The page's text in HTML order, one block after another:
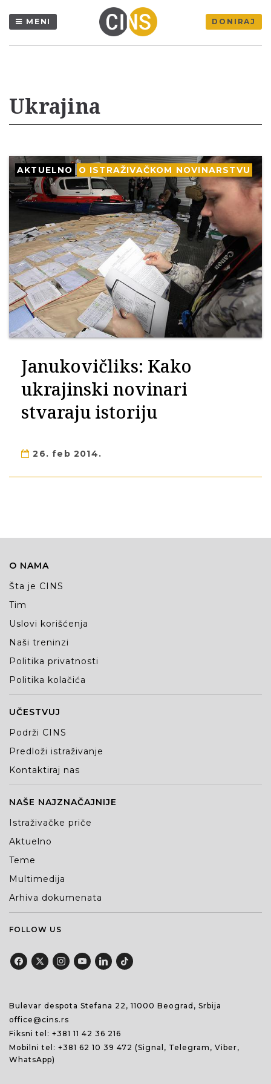
MENI DONIRAJ
Ukrajina
AKTUELNO O ISTRAŽIVAČKOM NOVINARSTVU
Janukovičliks: Kako
ukrajinski novinari
stvaraju istoriju
26. feb 2014.
O NAMA
Šta je CINS
Tim
Uslovi korišćenja
Naši treninzi
Politika privatnosti
Politika kolačića
UČESTVUJ
Podrži CINS
Predloži istraživanje
Kontaktiraj nas
NAŠE NAJZNAČAJNIJE
Istraživačke priče
Aktuelno
Teme
Multimedija
Arhiva dokumenata
FOLLOW US
Bulevar despota Stefana 22, 11000 Beograd, Srbija
office@cins.rs
Fiksni tel: +381 11 42 36 216
Mobilni tel: +381 62 10 39 472 (Signal, Telegram, Viber,
WhatsApp)